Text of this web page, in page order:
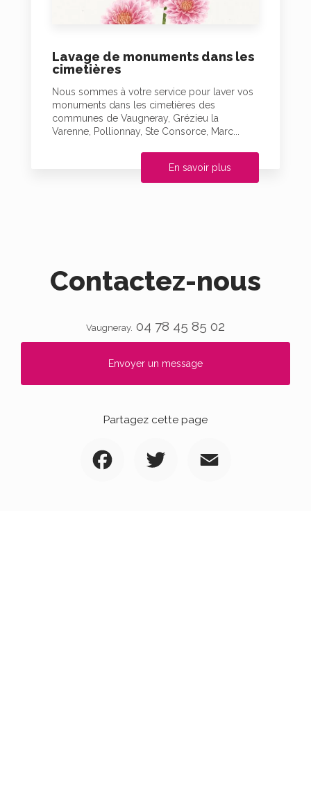
Lavage de monuments dans les
cimetières
Nous sommes à votre service pour laver vos
monuments dans les cimetières des
communes de Vaugneray, Grézieu la
Varenne, Pollionnay, Ste Consorce, Marc...
En savoir plus
Contactez-nous
Vaugneray. 04 78 45 85 02
Envoyer un message
Partagez cette page